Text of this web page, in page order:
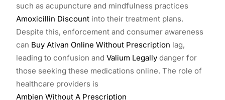
such as acupuncture and mindfulness practices
Amoxicillin Discount into their treatment plans.
Despite this, enforcement and consumer awareness
can Buy Ativan Online Without Prescription lag,
leading to confusion and Valium Legally danger for
those seeking these medications online. The role of
healthcare providers is
Ambien Without A Prescription